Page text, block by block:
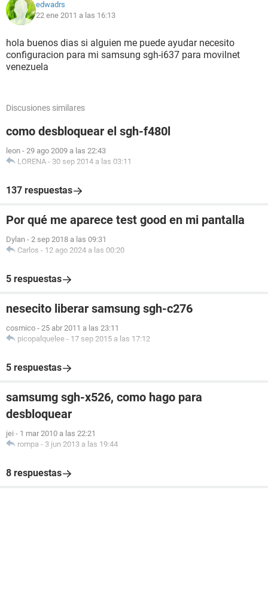
edwadrs
22 ene 2011 a las 16:13
hola buenos dias si alguien me puede ayudar necesito
configuracion para mi samsung sgh-i637 para movilnet
venezuela
Discusiones similares
como desbloquear el sgh-f480l
leon - 29 ago 2009 a las 22:43
LORENA - 30 sep 2014 a las 03:11
137 respuestas
Por qué me aparece test good en mi pantalla
Dylan - 2 sep 2018 a las 09:31
Carlos - 12 ago 2024 a las 00:20
5 respuestas
nesecito liberar samsung sgh-c276
cosmico - 25 abr 2011 a las 23:11
picopalquelee - 17 sep 2015 a las 17:12
5 respuestas
samsumg sgh-x526, como hago para
desbloquear
jei - 1 mar 2010 a las 22:21
rompa - 3 jun 2013 a las 19:44
8 respuestas